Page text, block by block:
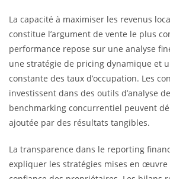
La capacité à maximiser les revenus
constitue l’argument de vente le plus
performance repose sur une analyse
une stratégie de pricing dynamique et
constante des taux d’occupation. Les
investissent dans des outils d’analyse
benchmarking concurrentiel peuvent
ajoutée par des résultats tangibles.
La transparence dans le reporting
expliquer les stratégies mises en